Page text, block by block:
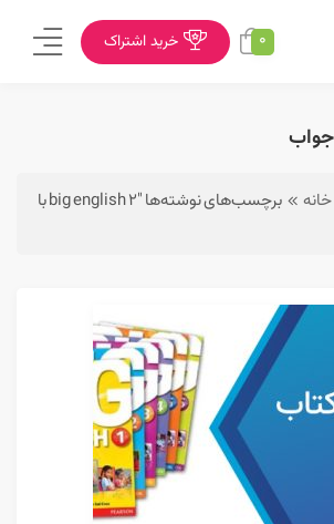
0 خرید اشتراک
خانه
برچسب‌های نوشته‌ها "big english 2 با